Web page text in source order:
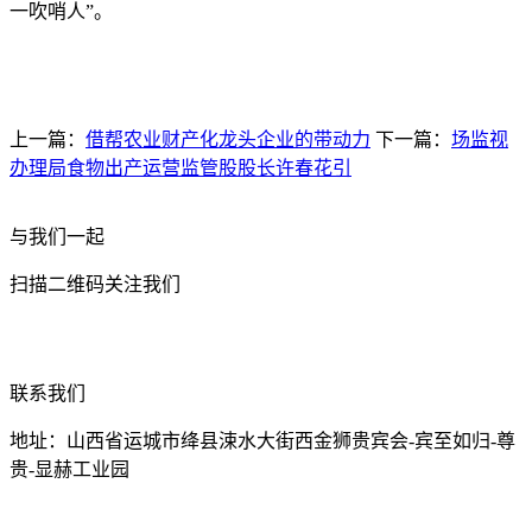
一吹哨人”。
上一篇： 借帮农业财产化龙头企业的带动力 下一篇： 场监视
办理局食物出产运营监管股股长许春花引
与我们一起
扫描二维码关注我们
联系我们
地址：山西省运城市绛县涑水大街西金狮贵宾会-宾至如归-尊
贵-显赫工业园